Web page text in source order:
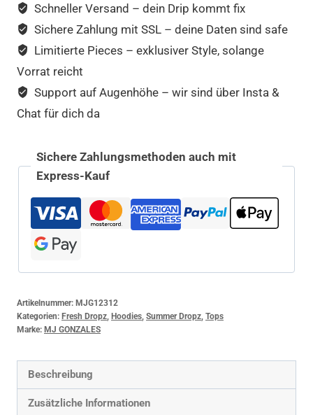
Schneller Versand – dein Drip kommt fix
Sichere Zahlung mit SSL – deine Daten sind safe
Limitierte Pieces – exklusiver Style, solange
Vorrat reicht
Support auf Augenhöhe – wir sind über Insta &
Chat für dich da
Sichere Zahlungsmethoden auch mit
Express-Kauf
Artikelnummer: MJG12312
Kategorien: Fresh Dropz Hoodies Summer Dropz Tops
Marke: MJ GONZALES
Beschreibung
Zusätzliche Informationen